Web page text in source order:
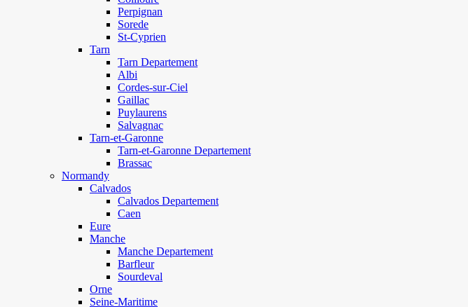
Perpignan
Sorede
St-Cyprien
Tarn
Tarn Departement
Albi
Cordes-sur-Ciel
Gaillac
Puylaurens
Salvagnac
Tarn-et-Garonne
Tarn-et-Garonne Departement
Brassac
Normandy
Calvados
Calvados Departement
Caen
Eure
Manche
Manche Departement
Barfleur
Sourdeval
Orne
Seine-Maritime